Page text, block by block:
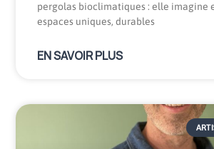
pergolas bioclimatiques : elle imagine
espaces uniques, durables
EN SAVOIR PLUS